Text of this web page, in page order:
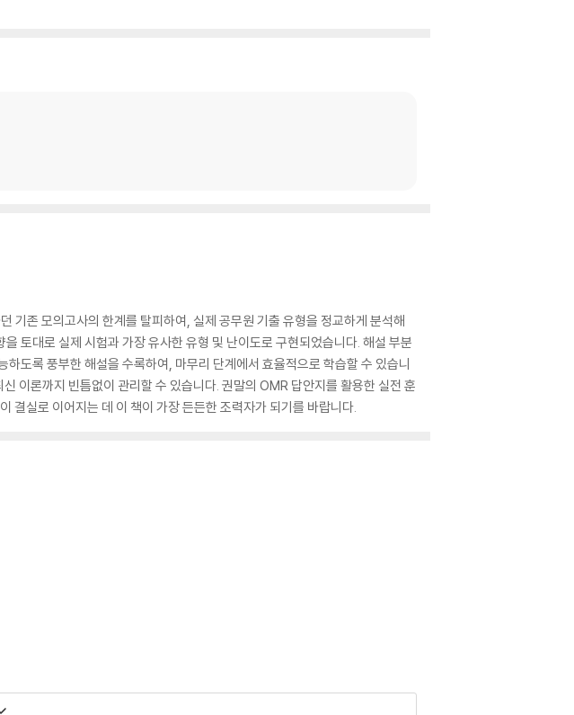
기존 모의고사의 한계를 탈피하여, 실제 공무원 기출 유형을 정교하게 분석해
토대로 실제 시험과 가장 유사한 유형 및 난이도로 구현되었습니다. 해설 부분
도록 풍부한 해설을 수록하여, 마무리 단계에서 효율적으로 학습할 수 있습니
이론까지 빈틈없이 관리할 수 있습니다. 권말의 OMR 답안지를 활용한 실전 훈
결실로 이어지는 데 이 책이 가장 든든한 조력자가 되기를 바랍니다.